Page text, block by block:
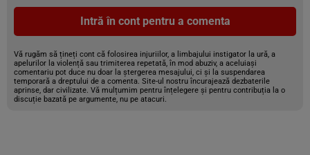
Intră în cont pentru a comenta
Vă rugăm să țineți cont că folosirea injuriilor, a limbajului instigator la ură, a
apelurilor la violență sau trimiterea repetată, în mod abuziv, a aceluiași
comentariu pot duce nu doar la ștergerea mesajului, ci și la suspendarea
temporară a dreptului de a comenta. Site-ul nostru încurajează dezbaterile
aprinse, dar civilizate. Vă mulțumim pentru înțelegere și pentru contribuția la o
discuție bazată pe argumente, nu pe atacuri.